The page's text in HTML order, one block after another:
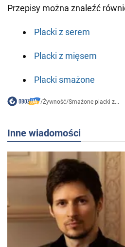
Przepisy można znaleźć
Placki z serem
Placki z mięsem
Placki smażone
/Żywność/Smażone placki z...
Inne wiadomości